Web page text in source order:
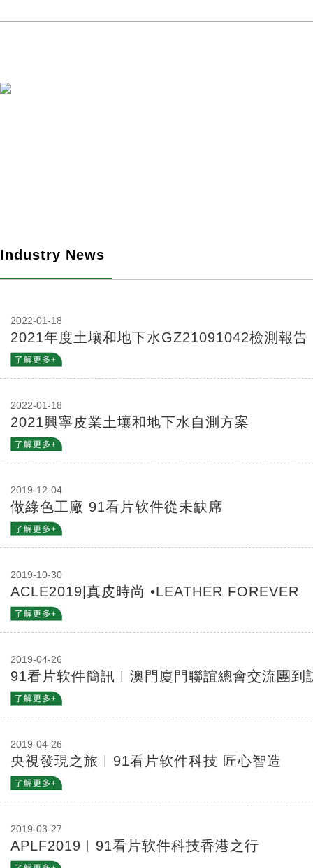
Industry News
2022-01-18
2021年度土壤和地下水GZ21091042檢測報告
2022-01-18
2021興寧皮業土壤和地下水自測方案
2019-12-04
做綠色工廠 91看片软件從未缺席
2019-10-30
ACLE2019|真皮時尚 •LEATHER FOREVER
2019-04-26
91看片软件簡訊︱澳門廈門聯誼總會交流團到
2019-04-26
央視發現之旅︱91看片软件科技 匠心智造
2019-03-27
APLF2019︱91看片软件科技香港之行